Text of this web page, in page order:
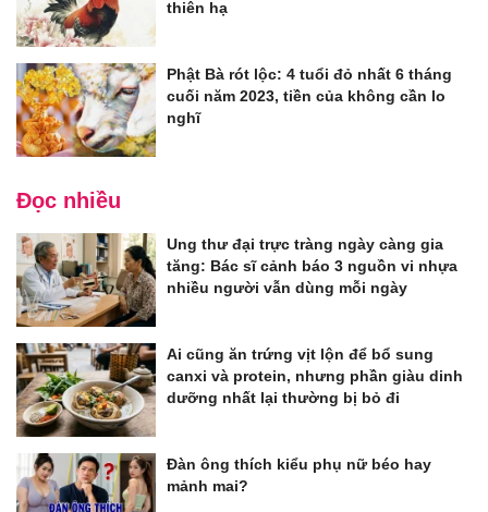
thiên hạ
Phật Bà rót lộc: 4 tuổi đỏ nhất 6 tháng
cuối năm 2023, tiền của không cần lo
nghĩ
Đọc nhiều
Ung thư đại trực tràng ngày càng gia
tăng: Bác sĩ cảnh báo 3 nguồn vi nhựa
nhiều người vẫn dùng mỗi ngày
Ai cũng ăn trứng vịt lộn để bổ sung
canxi và protein, nhưng phần giàu dinh
dưỡng nhất lại thường bị bỏ đi
Đàn ông thích kiểu phụ nữ béo hay
mảnh mai?